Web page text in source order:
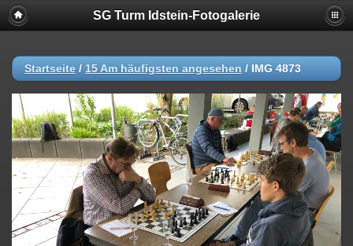
SG Turm Idstein-Fotogalerie
Startseite / 15 Am häufigsten angesehen / IMG 4873